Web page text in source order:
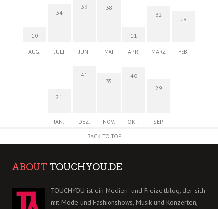
10
AUG.
34
JULI
39
JUNI
38
MAI
11
APR.
32
MÄRZ
28
FEB.
21
JAN.
41
DEZ.
35
NOV.
40
OKT.
29
SEP.
BACK TO TOP
ABOUT TOUCHYOU.DE
TOUCHYOU ist ein Medien- und Freizeitblog, der sich
mit Mode und Fashionshows, Musik und Konzerten,